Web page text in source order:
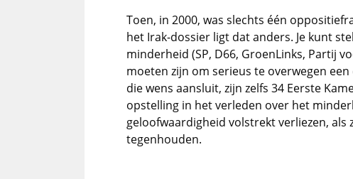
Toen, in 2000, was slechts één
het Irak-dossier ligt dat anders. Je kunt
minderheid (SP, D66, GroenLinks, Partij
moeten zijn om serieus te overwegen
die wens aansluit, zijn zelfs 34 Eerste
opstelling in het verleden over het
geloofwaardigheid volstrekt verliezen, als
tegenhouden.